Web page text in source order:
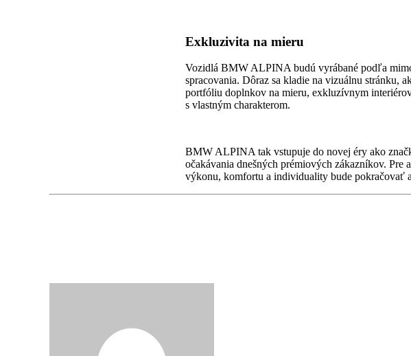
Exkluzivita na mieru
Vozidlá BMW ALPINA budú vyrábané podľa
spracovania. Dôraz sa kladie na vizuálnu stránku,
portfóliu doplnkov na mieru, exkluzívnym
s vlastným charakterom.
BMW ALPINA tak vstupuje do novej éry ako
očakávania dnešných prémiových zákazníkov.
výkonu, komfortu a individuality bude pokračovať